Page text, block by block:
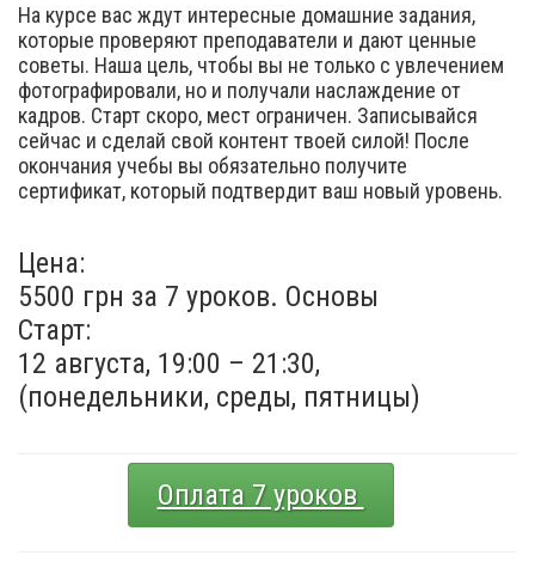
На курсе вас ждут интересные домашние задания,
которые проверяют преподаватели и дают ценные
советы. Наша цель, чтобы вы не только с увлечением
фотографировали, но и получали наслаждение от
кадров. Старт скоро, мест ограничен. Записывайся
сейчас и сделай свой контент твоей силой! После
окончания учебы вы обязательно получите
сертификат, который подтвердит ваш новый уровень.
Цена:
5500 грн за 7 уроков. Основы
Старт:
12 августа, 19:00 – 21:30,
(понедельники, среды, пятницы)
Оплата 7 уроков